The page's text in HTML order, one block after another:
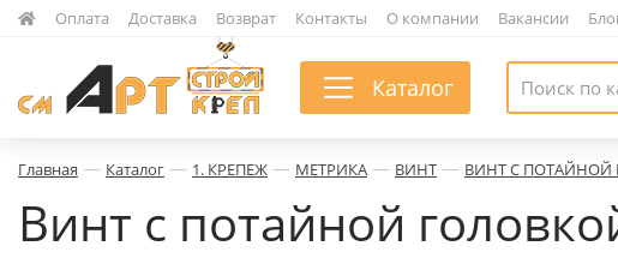
Оплата Доставка Возврат Контакты О компании Вакансии
Каталог
Главная — Каталог — 1. КРЕПЕЖ — МЕТРИКА — ВИНТ — ВИНТ С ПОТАЙНОЙ
Винт с потайной